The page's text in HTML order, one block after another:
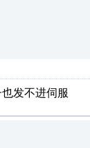
发不进伺服